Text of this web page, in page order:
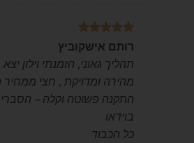
דורג5מתוך
רותם אישקוביץ
תהליך גאוני, הזמנתי וילון
מהירה ומדויקת , חצי ממחיר
התקנה פשוטה וקלה –
בוידאו
כל הכבוד